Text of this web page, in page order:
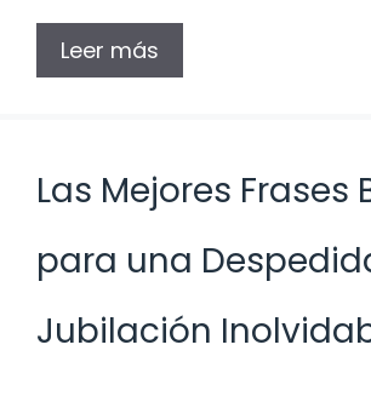
Leer más
Las Mejores Frases
para una
Jubilación